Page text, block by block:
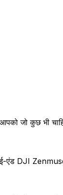
जो कुछ भी
एंड DJI